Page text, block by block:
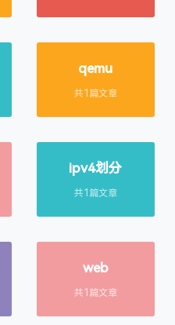
qemu
共1篇文章
ipv4划分
共1篇文章
web
共1篇文章